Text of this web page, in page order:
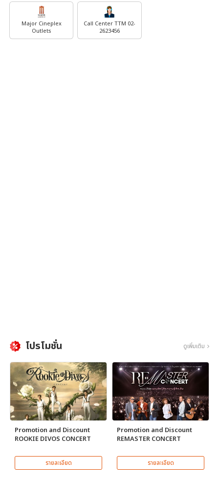
Major Cineplex
Outlets
Call Center TTM 02-
2623456
โปรโมชั่น ดูเพิ่มเติม
Promotion and Discount
ROOKIE DIVOS CONCERT
รายละเอียด
Promotion and Discount
REMASTER CONCERT
รายละเอียด